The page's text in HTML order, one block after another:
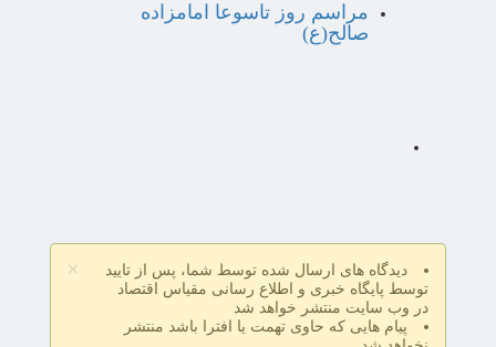
مراسم روز تاسوعا امامزاده
صالح(ع)
×
دیدگاه های ارسال شده توسط شما، پس از تایید
توسط پایگاه خبری و اطلاع رسانی مقیاس اقتصاد
در وب سایت منتشر خواهد شد
پیام هایی که حاوی تهمت یا افترا باشد منتشر